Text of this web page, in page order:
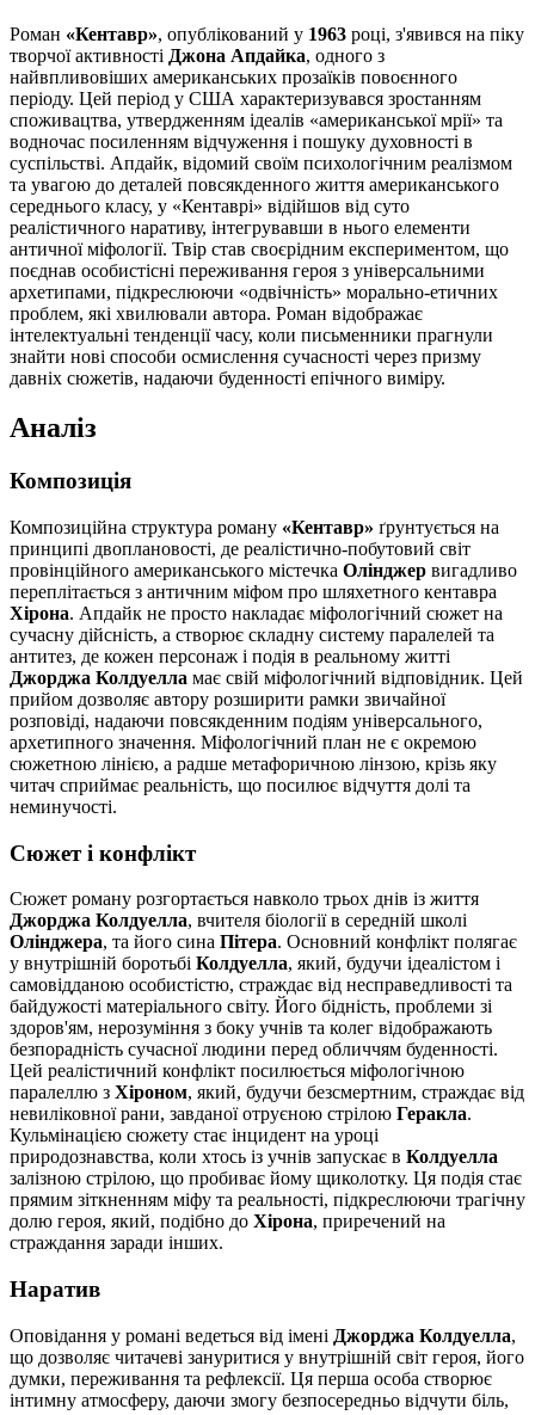
Роман «Кентавр», опублікований у 1963 році, з'явився на піку
творчої активності Джона Апдайка, одного з
найвпливовіших американських прозаїків повоєнного
періоду. Цей період у США характеризувався зростанням
споживацтва, утвердженням ідеалів «американської мрії» та
водночас посиленням відчуження і пошуку духовності в
суспільстві. Апдайк, відомий своїм психологічним реалізмом
та увагою до деталей повсякденного життя американського
середнього класу, у «Кентаврі» відійшов від суто
реалістичного наративу, інтегрувавши в нього елементи
античної міфології. Твір став своєрідним експериментом, що
поєднав особистісні переживання героя з універсальними
архетипами, підкреслюючи «одвічність» морально-етичних
проблем, які хвилювали автора. Роман відображає
інтелектуальні тенденції часу, коли письменники прагнули
знайти нові способи осмислення сучасності через призму
давніх сюжетів, надаючи буденності епічного виміру.
Аналіз
Композиція
Композиційна структура роману «Кентавр» ґрунтується на
принципі двоплановості, де реалістично-побутовий світ
провінційного американського містечка Олінджер вигадливо
переплітається з античним міфом про шляхетного кентавра
Хірона. Апдайк не просто накладає міфологічний сюжет на
сучасну дійсність, а створює складну систему паралелей та
антитез, де кожен персонаж і подія в реальному житті
Джорджа Колдуелла має свій міфологічний відповідник. Цей
прийом дозволяє автору розширити рамки звичайної
розповіді, надаючи повсякденним подіям універсального,
архетипного значення. Міфологічний план не є окремою
сюжетною лінією, а радше метафоричною лінзою, крізь яку
читач сприймає реальність, що посилює відчуття долі та
неминучості.
Сюжет і конфлікт
Сюжет роману розгортається навколо трьох днів із життя
Джорджа Колдуелла, вчителя біології в середній школі
Олінджера, та його сина Пітера. Основний конфлікт полягає
у внутрішній боротьбі Колдуелла, який, будучи ідеалістом і
самовідданою особистістю, страждає від несправедливості та
байдужості матеріального світу. Його бідність, проблеми зі
здоров'ям, нерозуміння з боку учнів та колег відображають
безпорадність сучасної людини перед обличчям буденності.
Цей реалістичний конфлікт посилюється міфологічною
паралеллю з Хіроном, який, будучи безсмертним, страждає від
невиліковної рани, завданої отруєною стрілою Геракла.
Кульмінацією сюжету стає інцидент на уроці
природознавства, коли хтось із учнів запускає в Колдуелла
залізною стрілою, що пробиває йому щиколотку. Ця подія стає
прямим зіткненням міфу та реальності, підкреслюючи трагічну
долю героя, який, подібно до Хірона, приречений на
страждання заради інших.
Наратив
Оповідання у романі ведеться від імені Джорджа Колдуелла,
що дозволяє читачеві зануритися у внутрішній світ героя, його
думки, переживання та рефлексії. Ця перша особа створює
інтимну атмосферу, даючи змогу безпосередньо відчути біль,